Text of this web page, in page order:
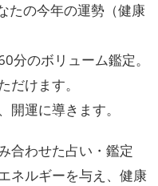
たの今年の運勢（健康
分のボリューム鑑定。
だけます。
運に導きます。
合わせた占い・鑑定
ネルギーを与え、健康